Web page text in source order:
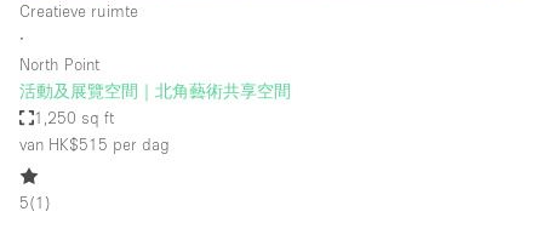
Creatieve ruimte
∙
North Point
活動及展覽空間｜北角藝術共享空間
1,250 sq ft
van HK$515 per dag
5(1 )